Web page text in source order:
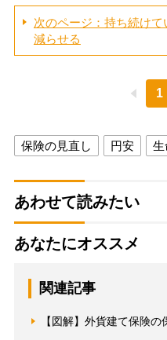
次のページ：持ち続け
減らせる
1
保険の見直し 円安 生
あわせて読みたい
あなたにオススメ
関連記事
【図解】外貨建て保険